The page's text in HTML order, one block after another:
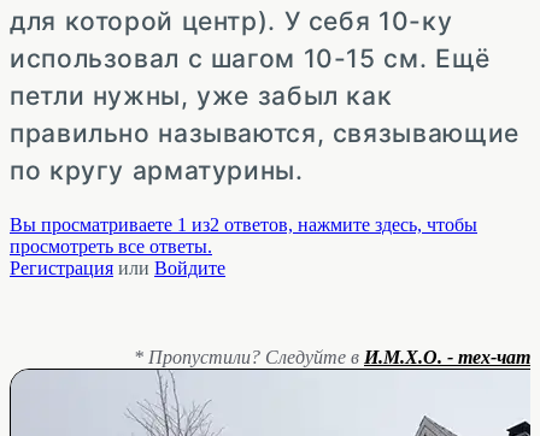
для которой центр). У себя 10-ку
использовал с шагом 10-15 см. Ещё
петли нужны, уже забыл как
правильно называются, связывающие
по кругу арматурины.
Вы просматриваете 1 из2 ответов, нажмите здесь, чтобы
просмотреть все ответы.
Регистрация или Войдите
* Пропустили? Следуйте в И.М.Х.О. - тех-чат